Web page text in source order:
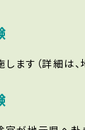
ます（詳細は、